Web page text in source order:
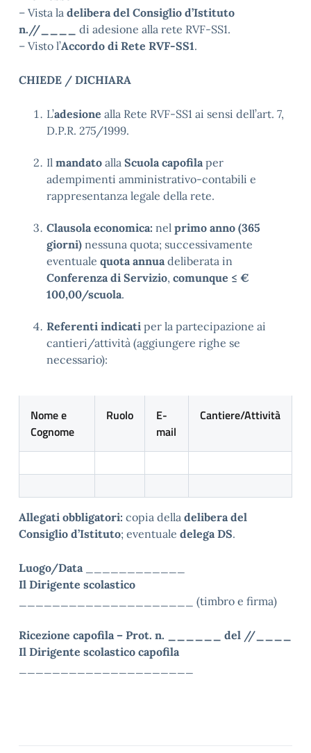
– Vista la delibera del Consiglio d’Istituto
n.//____
di adesione alla rete RVF-SS1.
– Visto l’Accordo di Rete RVF-SS1.
CHIEDE / DICHIARA
L’adesione alla Rete RVF-SS1 ai sensi dell’art. 7,
D.P.R. 275/1999.
Il mandato alla Scuola capofilaper
adempimenti amministrativo-contabili e
rappresentanza legale della rete.
Clausola economica: nel primo anno (365
giorni) nessuna quota; successivamente
eventuale quota annuadeliberata in
Conferenza di Servizio, comunque ≤ €
100,00/scuola.
Referenti indicati per la partecipazione ai
cantieri/attività (aggiungere righe se
necessario):
Nome e
Cognome
Ruolo
E-
mail
Cantiere/Attività
Allegati obbligatori: copia della delibera del
Consiglio d’Istituto; eventuale delega DS.
Luogo/Data____________
Il Dirigente scolastico
_____________________ (timbro e firma)
Ricezione capofila – Prot. n. ______ del //____
Il Dirigente scolastico capofila